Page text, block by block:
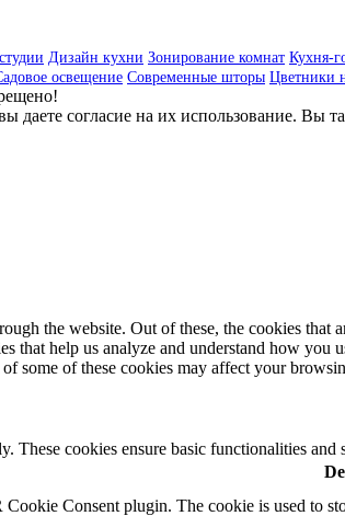
Дизайн кухни Зонирование комнат Кухня-
освещение Современные шторы Цветники
согласие на их использование. Вы
the website. Out of these, the cookies that
that help us analyze and understand how
some of these cookies may affect your
These cookies ensure basic functionalities
Consent plugin. The cookie is used to